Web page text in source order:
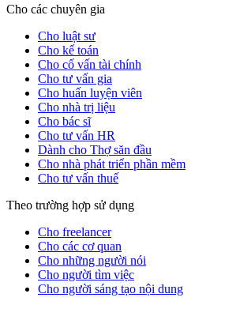
Cho các chuyên gia
Cho luật sư
Cho kế toán
Cho cố vấn tài chính
Cho tư vấn gia
Cho huấn luyện viên
Cho nhà trị liệu
Cho bác sĩ
Cho tư vấn HR
Dành cho Thợ săn đầu
Cho nhà phát triển phần mềm
Cho tư vấn thuế
Theo trường hợp sử dụng
Cho freelancer
Cho các cơ quan
Cho những người nói
Cho người tìm việc
Cho người sáng tạo nội dung